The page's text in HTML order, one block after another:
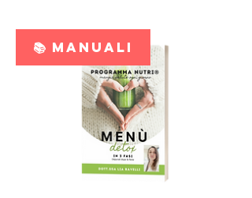
📚 MANUALI